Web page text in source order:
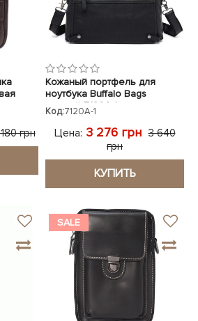
грн
Кожаный портфель для
ноутбука Buffalo Bags
черный 7120A-1
Код:7120A-1
Цена: 3 276 грн 3 640
грн
КУПИТЬ
SALE